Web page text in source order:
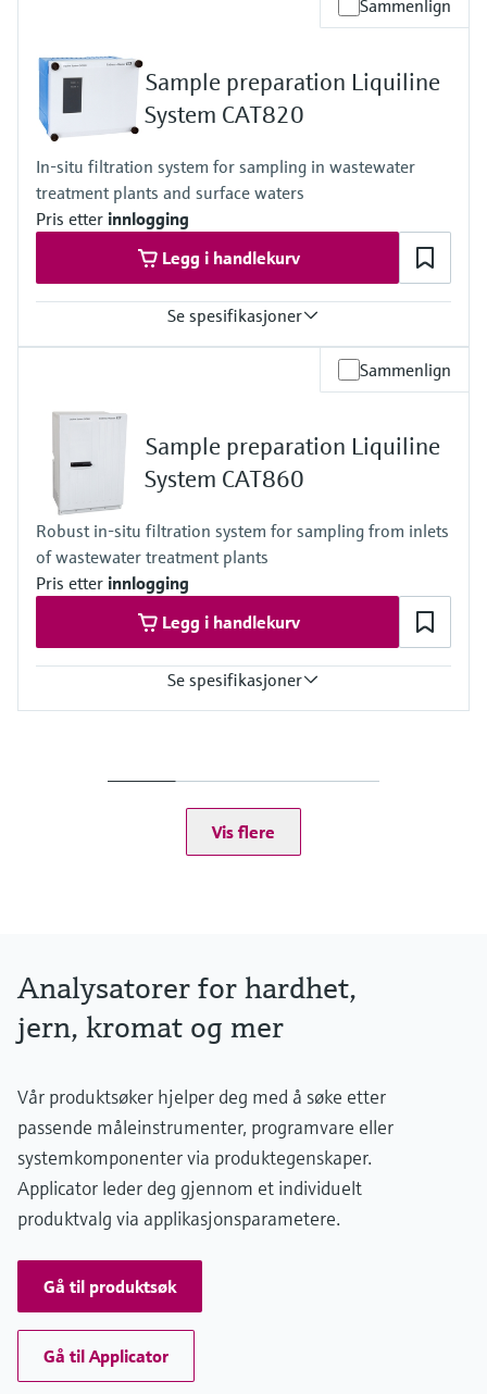
Process temperature
5 to 45 °C (41 to 113 °F)
Process pressure
1 to 5 bar (14.5 to 72.5 psi)
Comply with standard colorimetric measuring principle -
heteropoly blue method
Sammenlign
Sample preparation Liquiline
System CAT820
In-situ filtration system for sampling in wastewater
treatment plants and surface waters
Pris etter innlogging
Legg i handlekurv
Se spesifikasjoner
Unpressurized
Sammenlign
Sample preparation Liquiline
System CAT860
Robust in-situ filtration system for sampling from inlets
of wastewater treatment plants
Pris etter innlogging
Legg i handlekurv
Se spesifikasjoner
Vis flere
Analysatorer for hardhet,
jern, kromat og mer
Vår produktsøker hjelper deg med å søke etter
passende måleinstrumenter, programvare eller
systemkomponenter via produktegenskaper.
Applicator leder deg gjennom et individuelt
produktvalg via applikasjonsparametere.
Gå til produktsøk
Gå til Applicator